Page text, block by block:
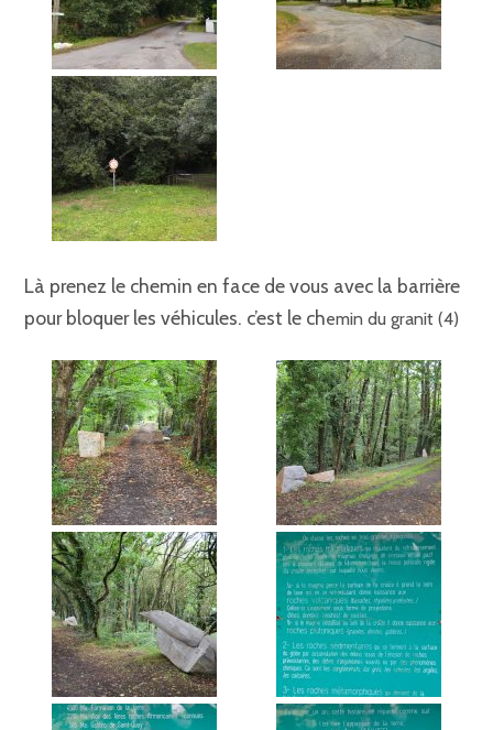
Là prenez le chemin en face de vous avec la barrière
pour bloquer les véhicules. c’est le chemin du granit (4)